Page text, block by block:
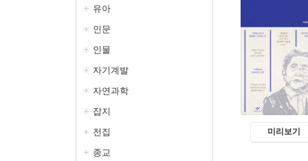
유아
인문
인물
자기계발
자연과학
잡지
전집
종교
미리보기